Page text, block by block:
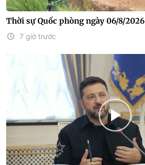
Thời sự Quốc phòng ngày 06/8/2026
7 giờ trước